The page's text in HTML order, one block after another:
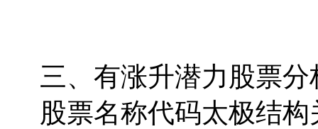
三、有涨升潜力股票分
股票名称代码太极结